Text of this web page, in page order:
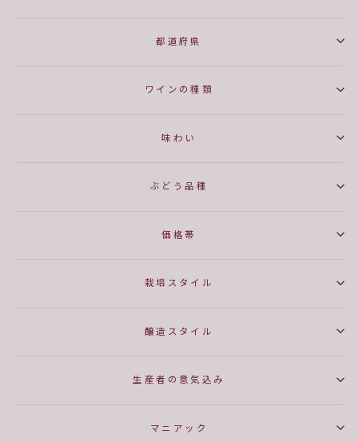
都道府県
ワインの種類
味わい
ぶどう品種
価格帯
栽培スタイル
醸造スタイル
生産者の意気込み
マニアック